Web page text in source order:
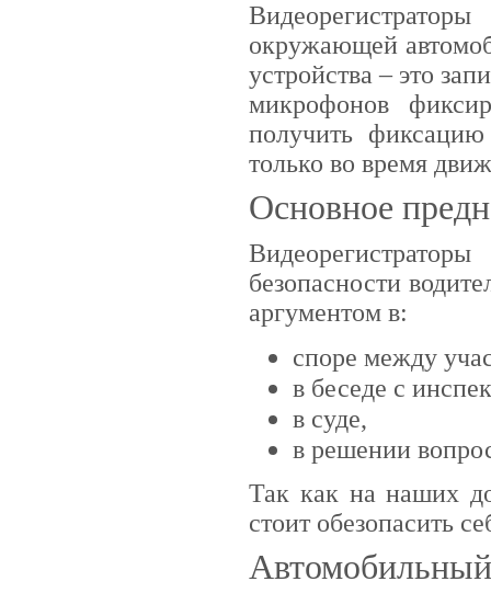
окружающей
устройства – это
микрофонов
получить
только во время
Основное
безопасности
аргументом в:
споре между
в беседе с
в суде,
в решении
Так как на наших
стоит обезопасить
Автомобильный